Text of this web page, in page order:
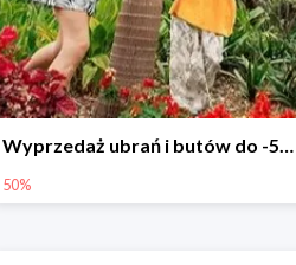
Wyprzedaż ubrań i butów do -50%
50%